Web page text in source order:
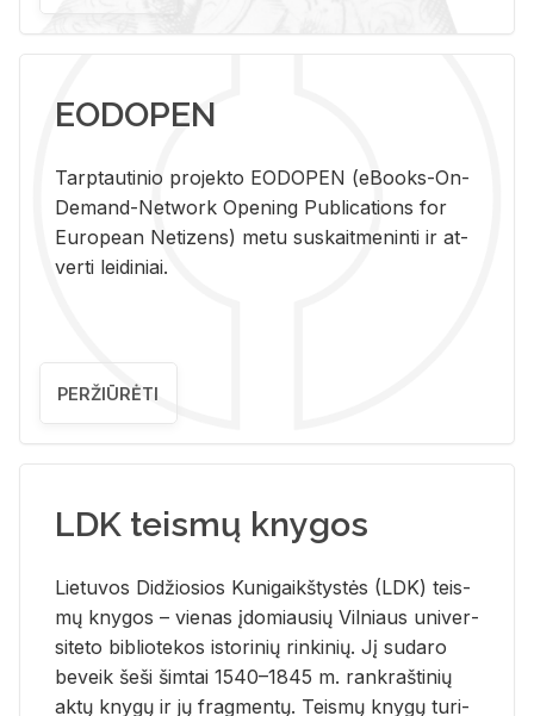
EODOPEN
Tarp­tau­ti­nio pro­jek­to EO­DO­PEN (eBo­oks-On-
De­mand-Ne­twork Ope­ning Pub­li­ca­tions for
Eu­ro­pe­an Ne­ti­zens) metu su­skait­me­nin­ti ir at­
ver­ti lei­di­niai.
PERŽIŪRĖTI
LDK teismų knygos
Lie­tu­vos Di­džio­sios Ku­ni­gaikš­tys­tės (LDK) teis­
mų kny­gos – vie­nas įdo­miau­sių Vil­niaus uni­ver­
si­te­to bi­b­lio­te­kos is­to­ri­nių rin­ki­nių. Jį su­da­ro
be­veik šeši šim­tai 1540–1845 m. rank­raš­ti­nių
aktų kny­gų ir jų frag­men­tų. Teis­mų kny­gų tu­ri­